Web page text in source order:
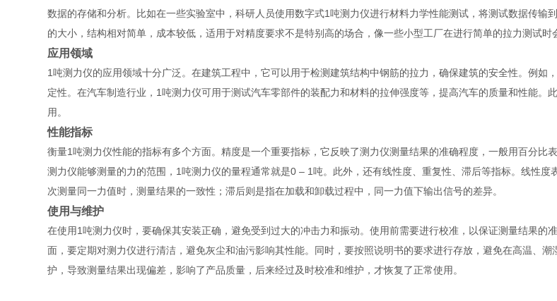
数据的存储和分析。比如在一些实验室中，科研人员使用数字式1吨测力仪进行材料力学性能测试，将测试数据传
的大小，结构相对简单，成本较低，适用于对精度要求不是特别高的场合，像一些小型工厂在进行简单的拉力测试时
应用领域
1吨测力仪的应用领域十分广泛。在建筑工程中，它可以用于检测建筑结构中钢筋的拉力，确保建筑的安全性。例
定性。在汽车制造行业，1吨测力仪可用于测试汽车零部件的装配力和材料的拉伸强度等，提高汽车的质量和性能
用。
性能指标
衡量1吨测力仪性能的指标有多个方面。精度是一个重要指标，它反映了测力仪测量结果的准确程度，一般用百分
测力仪能够测量的力的范围，1吨测力仪的量程通常就是0 – 1吨。此外，还有线性度、重复性、滞后等指标。线性
次测量同一力值时，测量结果的一致性；滞后则是指在加载和卸载过程中，同一力值下输出信号的差异。
使用与维护
在使用1吨测力仪时，要确保其安装正确，避免受到过大的冲击力和振动。使用前需要进行校准，以保证测量结果
面，要定期对测力仪进行清洁，避免灰尘和油污影响其性能。同时，要按照说明书的要求进行存放，避免在高温、
护，导致测量结果出现偏差，影响了产品质量，后来经过及时校准和维护，才恢复了正常使用。